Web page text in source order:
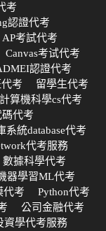
考
認證代考
AP考試代考
Canvas考试代考
認證代考
考
留學生代考
計算機科學cs代考
代考
系統database代考
代考服務
數據科學代考
器學習ML代考
代考
Python代考
公司金融代考
資學代考服務